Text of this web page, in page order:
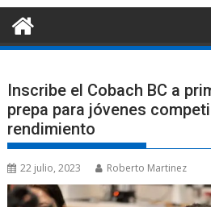
Inscribe el Cobach BC a
prepa para jóvenes
rendimiento
22 julio, 2023 Roberto Martinez